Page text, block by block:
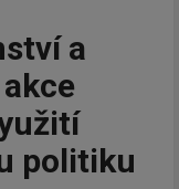
a
politiku